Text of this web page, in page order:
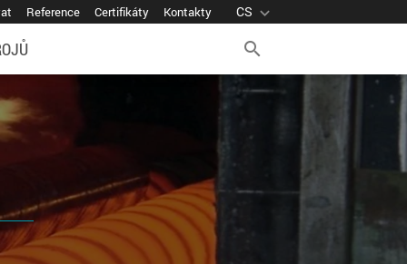
Reference Certifikáty Kontakty CS expand_more
search